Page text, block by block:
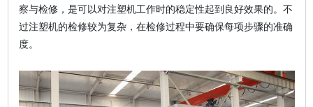
察与检修，是可以对注塑机工作时的稳定性起到良好效果的。不
过注塑机的检修较为复杂，在检修过程中要确保每项步骤的准确
度。